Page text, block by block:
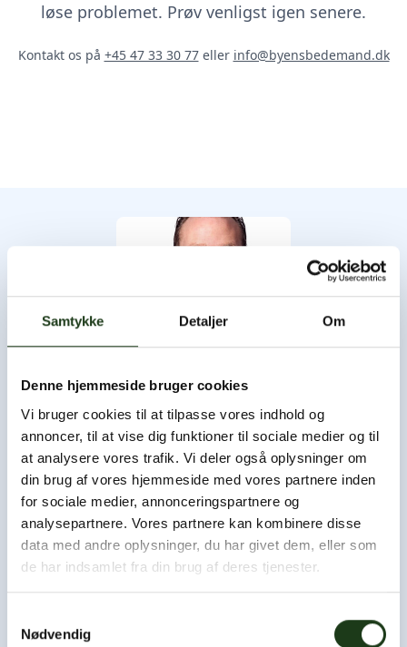
Samtykke Detaljer Om
Denne hjemmeside bruger cookies
Vi bruger cookies til at tilpasse vores indhold og
annoncer, til at vise dig funktioner til sociale medier og til
at analysere vores trafik. Vi deler også oplysninger om
din brug af vores hjemmeside med vores partnere inden
for sociale medier, annonceringspartnere og
analysepartnere. Vores partnere kan kombinere disse
data med andre oplysninger, du har givet dem, eller som
de har indsamlet fra din brug af deres tjenester.
Nødvendig
løse problemet. Prøv venligst igen senere.
Kontakt os på +45 47 33 30 77eller info@byensbedemand.dk
Byens Bedemand
Byens Bedemand har åbent hele døgnet, og du er altid
velkommen til at ringe og høre nærmere.
Som udgangspunkt kan vi være hos jer eller i afdødes
hjem inden for få timer.
Kontakt os døgnet rundt